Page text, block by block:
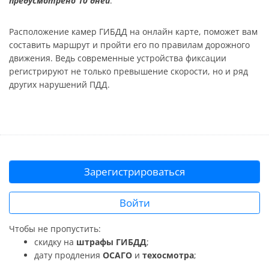
Расположение камер ГИБДД на онлайн карте, поможет вам
составить маршрут и пройти его по правилам дорожного
движения. Ведь современные устройства фиксации
регистрируют не только превышение скорости, но и ряд
других нарушений ПДД.
Зарегистрироваться
Войти
Чтобы не пропустить:
скидку на штрафы ГИБДД;
дату продления ОСАГО и техосмотра;